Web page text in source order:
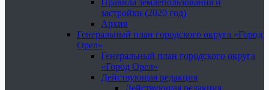
Правила землепользования и
застройки (2020 год)
Архив
Генеральный план городского округа «Город
Орел»
Генеральный план городского округа
«Город Орел»
Действующая редакция
Действующая редакция